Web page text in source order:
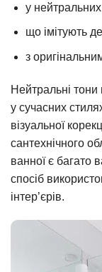
у нейтральних
що імітують
з
Нейтральні тони
у сучасних
візуальної
сантехнічного
ванної є багато
спосіб
інтер’єрів.